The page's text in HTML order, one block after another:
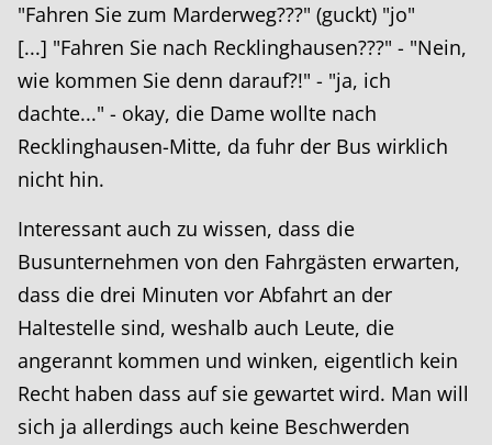
"Fahren Sie zum Marderweg???" (guckt) "jo"
[...] "Fahren Sie nach Recklinghausen???" - "Nein,
wie kommen Sie denn darauf?!" - "ja, ich
dachte..." - okay, die Dame wollte nach
Recklinghausen-Mitte, da fuhr der Bus wirklich
nicht hin.
Interessant auch zu wissen, dass die
Busunternehmen von den Fahrgästen erwarten,
dass die drei Minuten vor Abfahrt an der
Haltestelle sind, weshalb auch Leute, die
angerannt kommen und winken, eigentlich kein
Recht haben dass auf sie gewartet wird. Man will
sich ja allerdings auch keine Beschwerden